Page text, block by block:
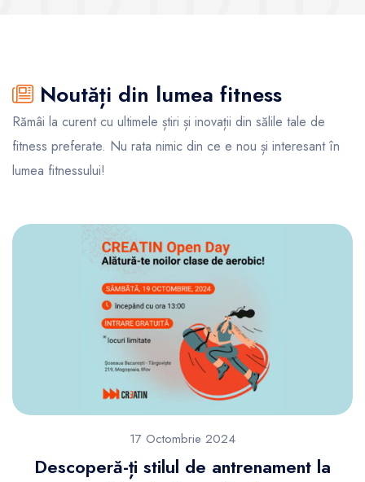
Noutăți din lumea fitness
Rămâi la curent cu ultimele știri și inovații din sălile tale de
fitness preferate. Nu rata nimic din ce e nou și interesant în
lumea fitnessului!
17 Octombrie 2024
Descoperă-ți stilul de antrenament la